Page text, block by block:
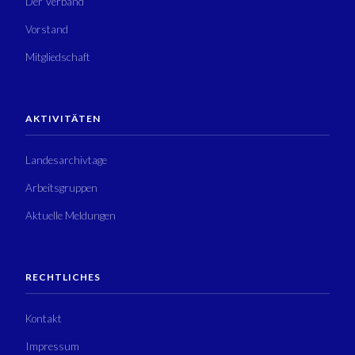
Vorstand
Mitgliedschaft
AKTIVITÄTEN
Landesarchivtage
Arbeitsgruppen
Aktuelle Meldungen
RECHTLICHES
Kontakt
Impressum